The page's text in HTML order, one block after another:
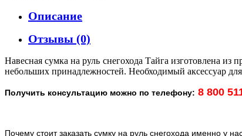
Описание
Отзывы (0)
Навесная сумка на руль снегохода Тайга изготовлена
небольших принадлежностей. Необходимый аксессуар
Получить консультацию можно по телефону: 8 800
Почему стоит заказать сумку на руль снегохода именно у